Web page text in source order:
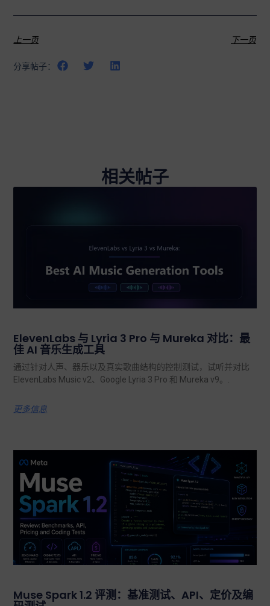
上一页 下一页
分享帖子：
相关帖子
ElevenLabs 与 Lyria 3 Pro 与 Mureka 对比：最
佳 AI 音乐生成工具
通过针对人声、器乐以及真实歌曲结构的控制测试，试听并对比
ElevenLabs Music v2、Google Lyria 3 Pro 和 Mureka v9。.
更多信息
Muse Spark 1.2 评测：基准测试、API、定价及编